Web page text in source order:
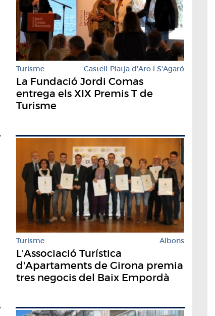
Turisme Castell-Platja d'Aro i S'Agaró
La Fundació Jordi Comas
entrega els XIX Premis T de
Turisme
Turisme Albons
L'Associació Turística
d'Apartaments de Girona premia
tres negocis del Baix Empordà